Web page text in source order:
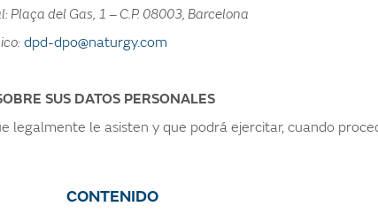
Plaça del Gas, 1 – C.P. 08003, Barcelona
dpd-dpo@naturgy.com
SUS DATOS PERSONALES
legalmente le asisten y que podrá ejercitar, cuando
CONTENIDO